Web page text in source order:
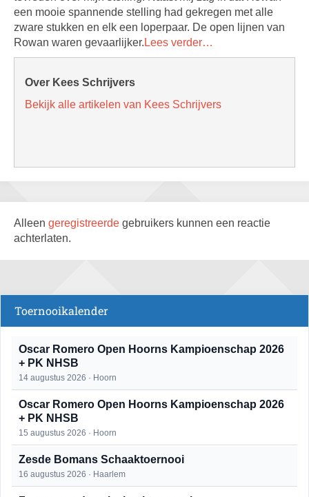
een mooie spannende stelling had gekregen met alle
zware stukken en elk een loperpaar. De open lijnen van
Rowan waren gevaarlijker. Lees verder…
Over Kees Schrijvers
Bekijk alle artikelen van Kees Schrijvers
Alleen geregistreerde gebruikers kunnen een reactie
achterlaten.
Toernooikalender
Oscar Romero Open Hoorns Kampioenschap 2026
+ PK NHSB
14 augustus 2026 · Hoorn
Oscar Romero Open Hoorns Kampioenschap 2026
+ PK NHSB
15 augustus 2026 · Hoorn
Zesde Bomans Schaaktoernooi
16 augustus 2026 · Haarlem